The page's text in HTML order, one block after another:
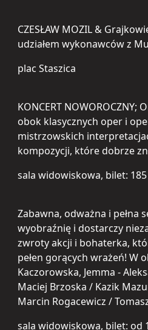
CZESŁAW MOZIL &
udziałem wykonawców z
plac Staszica
KONCERT
obok klasycznych oper i
mistrzowskich
kompozycji, które dobrze
sala widowiskowa, bilet: 185
Zabawna, odważna i pełna
wyobraźnię i dostarczy
zwroty akcji i bohaterka,
pełen gorących wrażeń! W
Kaczorowska, Jemma -
Maciej Brzoska / Kazik
Marcin Rogacewicz /
sala widowiskowa, bilet: od